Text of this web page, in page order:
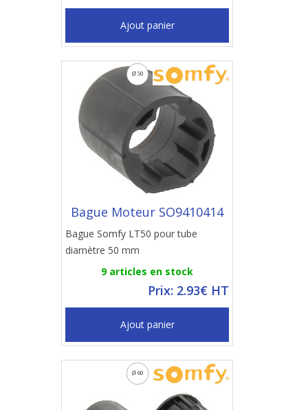
Ajout panier
Bague Moteur SO9410414
Bague Somfy LT50 pour tube
diamètre 50 mm
9 articles en stock
Prix: 2.93€ HT
Ajout panier